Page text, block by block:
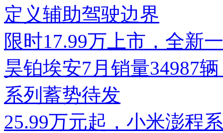
定义辅助驾驶边界
限时17.99万上市，全新
昊铂埃安7月销量34987
系列蓄势待发
25.99万元起，小米澎程